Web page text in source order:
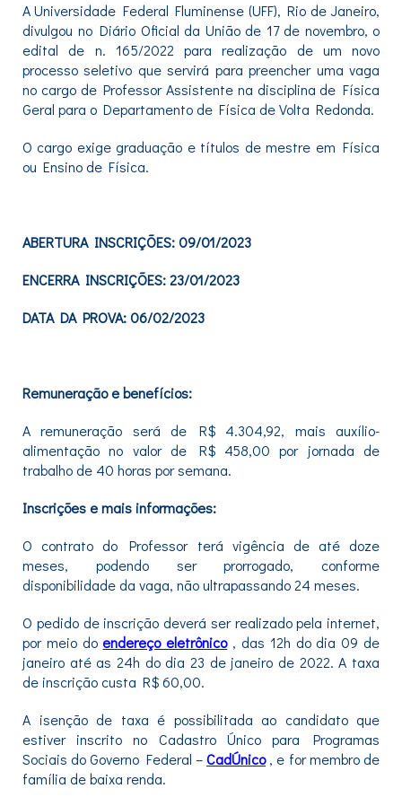
A Universidade Federal Fluminense (UFF), Rio de Janeiro,
divulgou no Diário Oficial da União de 17 de novembro, o
edital de n. 165/2022 para realização de um novo
processo seletivo que servirá para preencher uma vaga
no cargo de Professor Assistente na disciplina de Física
Geral para o Departamento de Física de Volta Redonda.
O cargo exige graduação e títulos de mestre em Física
ou Ensino de Física.
ABERTURA INSCRIÇÕES: 09/01/2023
ENCERRA INSCRIÇÕES: 23/01/2023
DATA DA PROVA: 06/02/2023
Remuneração e benefícios:
A remuneração será de R$ 4.304,92, mais auxílio-
alimentação no valor de R$ 458,00 por jornada de
trabalho de 40 horas por semana.
Inscrições e mais informações:
O contrato do Professor terá vigência de até doze
meses, podendo ser prorrogado, conforme
disponibilidade da vaga, não ultrapassando 24 meses.
O pedido de inscrição deverá ser realizado pela internet,
por meio doendereço eletrônico , das 12h do dia 09 de
janeiro até as 24h do dia 23 de janeiro de 2022. A taxa
de inscrição custa R$ 60,00.
A isenção de taxa é possibilitada ao candidato que
estiver inscrito no Cadastro Único para Programas
Sociais do Governo Federal –CadÚnico , e for membro de
família de baixa renda.